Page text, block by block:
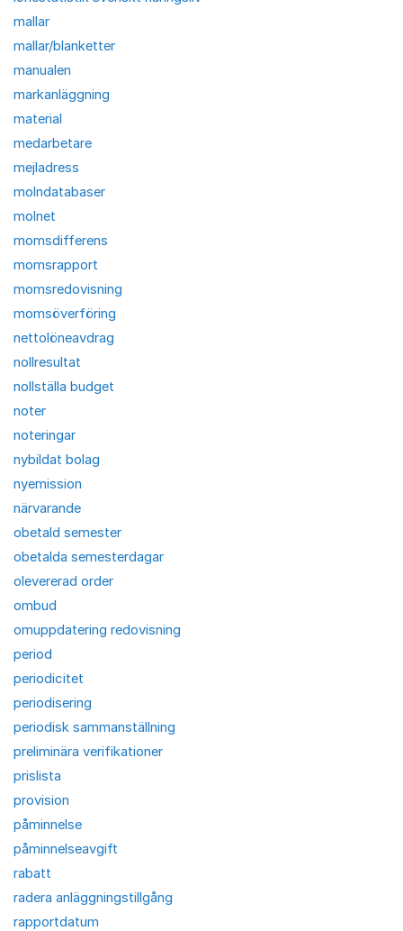
mallar
mallar/blanketter
manualen
markanläggning
material
medarbetare
mejladress
molndatabaser
molnet
momsdifferens
momsrapport
momsredovisning
momsöverföring
nettolöneavdrag
nollresultat
nollställa budget
noter
noteringar
nybildat bolag
nyemission
närvarande
obetald semester
obetalda semesterdagar
olevererad order
ombud
omuppdatering redovisning
period
periodicitet
periodisering
periodisk sammanställning
preliminära verifikationer
prislista
provision
påminnelse
påminnelseavgift
rabatt
radera anläggningstillgång
rapportdatum